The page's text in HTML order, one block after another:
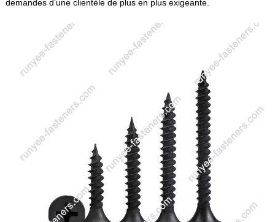
demandes d’une clientèle de plus en plus exigeante.